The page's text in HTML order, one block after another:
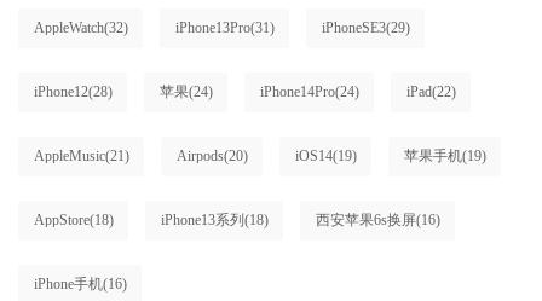
AppleWatch(32) iPhone13Pro(31) iPhoneSE3(29)
iPhone12(28) 苹果(24) iPhone14Pro(24) iPad(22)
AppleMusic(21) Airpods(20) iOS14(19) 苹果手机(19)
AppStore(18) iPhone13系列 (18) 西安苹果6s换屏(16)
iPhone手机(16)